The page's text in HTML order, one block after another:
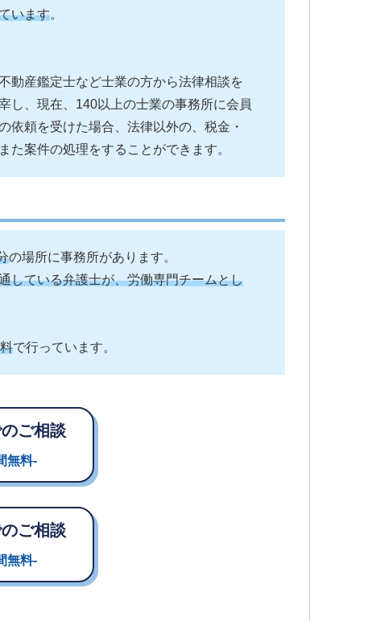
います。
動産鑑定士など士業の方から法律相談を
し、現在、140以上の士業の事務所に会員
依頼を受けた場合、法律以外の、税金・
案件の処理をすることができます。
の場所に事務所があります。
している弁護士が、労働専門チームとし
で行っています。
ご相談
無料-
ご相談
無料-